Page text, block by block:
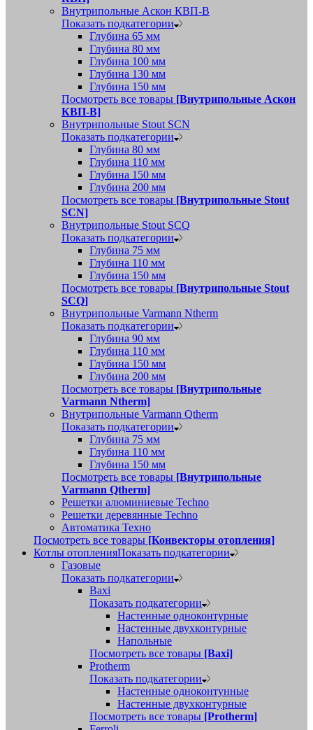
Внутрипольные Аскон КВП-В
Показать подкатегории
Глубина 65 мм
Глубина 80 мм
Глубина 100 мм
Глубина 130 мм
Глубина 150 мм
Посмотреть все товары [Внутрипольные Аскон
КВП-В]
Внутрипольные Stout SCN
Показать подкатегории
Глубина 80 мм
Глубина 110 мм
Глубина 150 мм
Глубина 200 мм
Посмотреть все товары [Внутрипольные Stout
SCN]
Внутрипольные Stout SCQ
Показать подкатегории
Глубина 75 мм
Глубина 110 мм
Глубина 150 мм
Посмотреть все товары [Внутрипольные Stout
SCQ]
Внутрипольные Varmann Ntherm
Показать подкатегории
Глубина 90 мм
Глубина 110 мм
Глубина 150 мм
Глубина 200 мм
Посмотреть все товары [Внутрипольные
Varmann Ntherm]
Внутрипольные Varmann Qtherm
Показать подкатегории
Глубина 75 мм
Глубина 110 мм
Глубина 150 мм
Посмотреть все товары [Внутрипольные
Varmann Qtherm]
Решетки алюминиевые Techno
Решетки деревянные Techno
Автоматика Техно
Посмотреть все товары [Конвекторы отопления]
Котлы отопленияПоказать подкатегории
Газовые
Показать подкатегории
Baxi
Показать подкатегории
Настенные одноконтурные
Настенные двухконтурные
Напольные
Посмотреть все товары [Baxi]
Protherm
Показать подкатегории
Настенные одноконтунные
Настенные двухконтурные
Посмотреть все товары [Protherm]